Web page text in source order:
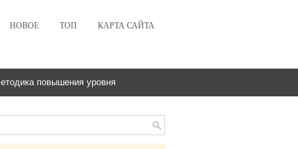
НОВОЕ ТОП КАРТА САЙТА
повышения уровня